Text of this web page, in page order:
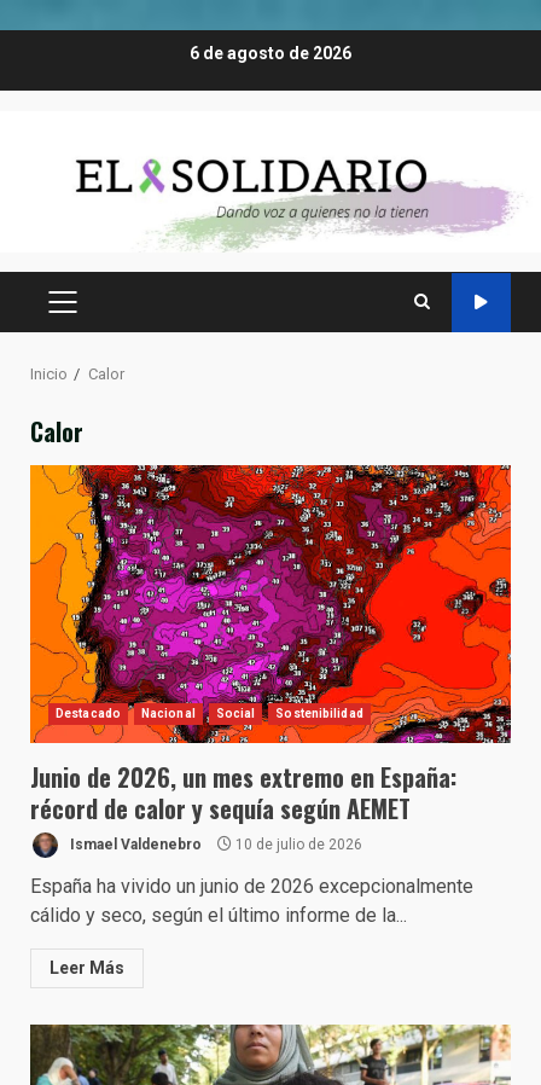
6 de agosto de 2026
MENÚ
Inicio Calor
Calor
Destacado Nacional Social Sostenibilidad
Junio de 2026, un mes extremo en España:
récord de calor y sequía según AEMET
Ismael Valdenebro 10 de julio de 2026
España ha vivido un junio de 2026 excepcionalmente
cálido y seco, según el último informe de la...
Leer Más